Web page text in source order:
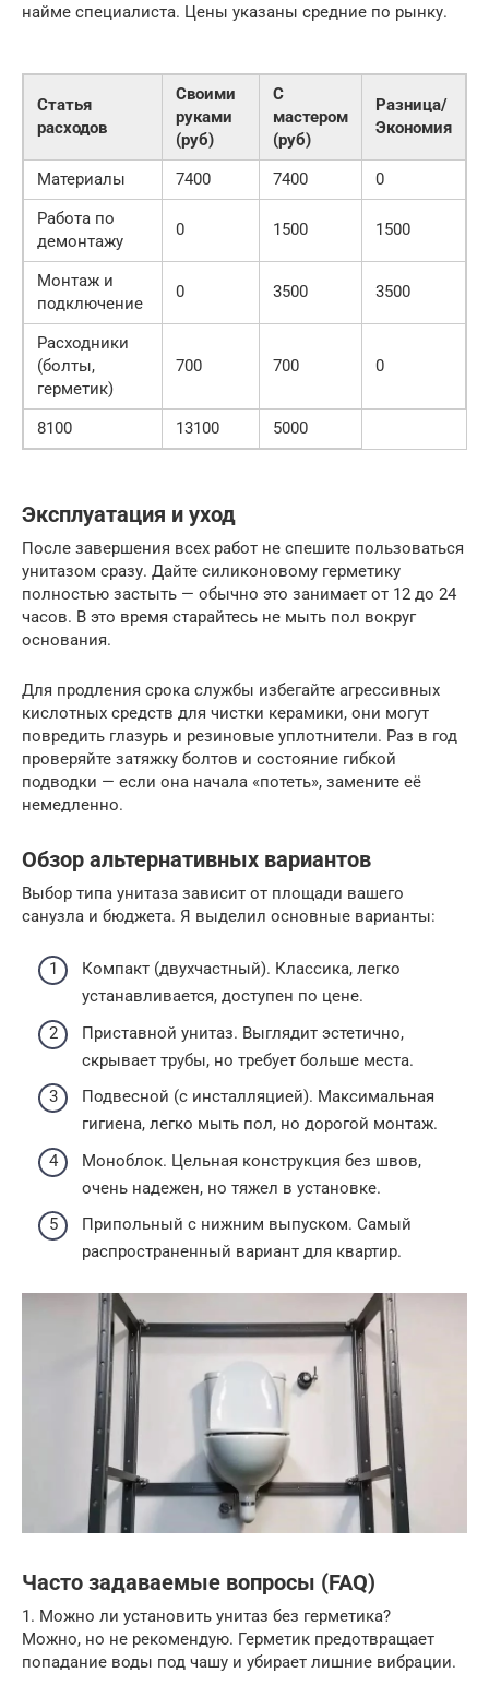
найме специалиста. Цены указаны средние по рынку.
Статья
расходов
Своими
руками
(руб)
С
мастером
(руб)
Разница/
Экономия
Материалы 7400 7400
0
Работа по
демонтажу
0 1500 1500
Монтаж и
подключение
0 3500 3500
Расходники
(болты,
герметик)
700 700 0
8100 13100 5000
Эксплуатация и уход
После завершения всех работ не спешите пользоваться
унитазом сразу. Дайте силиконовому герметику
полностью застыть — обычно это занимает от 12 до 24
часов. В это время старайтесь не мыть пол вокруг
основания.
Для продления срока службы избегайте агрессивных
кислотных средств для чистки керамики, они могут
повредить глазурь и резиновые уплотнители. Раз в год
проверяйте затяжку болтов и состояние гибкой
подводки — если она начала «потеть», замените её
немедленно.
Обзор альтернативных вариантов
Выбор типа унитаза зависит от площади вашего
санузла и бюджета. Я выделил основные варианты:
Компакт (двухчастный). Классика, легко
устанавливается, доступен по цене.
Приставной унитаз. Выглядит эстетично,
скрывает трубы, но требует больше места.
Подвесной (с инсталляцией). Максимальная
гигиена, легко мыть пол, но дорогой монтаж.
Моноблок. Цельная конструкция без швов,
очень надежен, но тяжел в установке.
Припольный с нижним выпуском. Самый
распространенный вариант для квартир.
Часто задаваемые вопросы (FAQ)
1. Можно ли установить унитаз без герметика?
Можно, но не рекомендую. Герметик предотвращает
попадание воды под чашу и убирает лишние вибрации.